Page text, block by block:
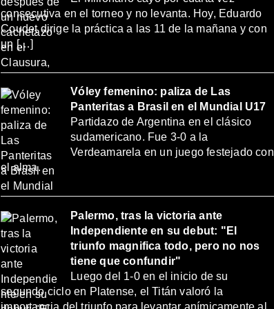
consecutiva en el torneo y no levanta. Hoy, Eduardo
Coudet dirige la práctica a las 11 de la mañana y con
un […]
Vóley femenino: paliza de Las
Panteritas a Brasil en el Mundial U17
Partidazo de Argentina en el clásico
sudamericano. Fue 3-0 a la
Verdeamarela en un juego festejado con
el alma.
Palermo, tras la victoria ante
Independiente en su debut: "El
triunfo magnifica todo, pero no nos
tiene que confundir"
Luego del 1-0 en el inicio de su
segundo ciclo en Platense, el Titán valoró la
importancia del triunfo para levantar anímicamente al